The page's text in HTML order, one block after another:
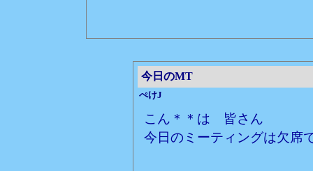
今日のMT
ぺけJ
こん＊＊は 皆さん
今日のミーティングは欠席